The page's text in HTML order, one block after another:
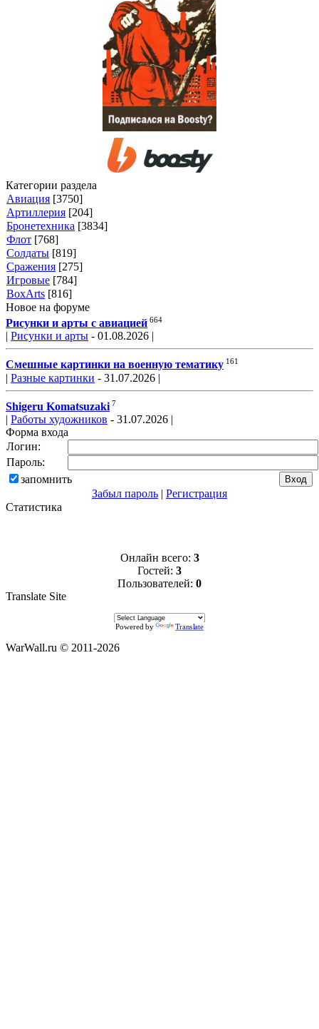
Категории раздела
Авиация [3750]
Артиллерия [204]
Бронетехника [3834]
Флот [768]
Солдаты [819]
Сражения [275]
Игровые [784]
BoxArts [816]
Новое на форуме
Рисунки и арты с авиацией 664
| Рисунки и арты - 01.08.2026 |
Смешные картинки на военную тематику 161
| Разные картинки - 31.07.2026 |
Shigeru Komatsuzaki 7
| Работы художников - 31.07.2026 |
Форма входа
Логин:
Пароль:
запомнить
Забыл пароль | Регистрация
Статистика
Онлайн всего: 3
Гостей: 3
Пользователей: 0
Translate Site
Powered by Translate
WarWall.ru © 2011-2026